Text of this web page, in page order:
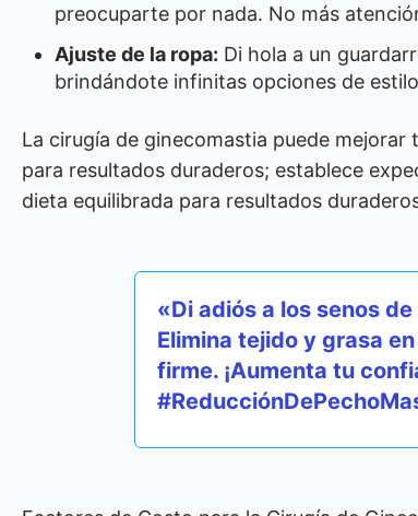
preocuparte por nada. No más
Ajuste de la ropa: Di hola a un
brindándote infinitas opciones de
La cirugía de ginecomastia puede
para resultados duraderos; establece
dieta equilibrada para resultados
«Di adiós a los senos
Elimina tejido y grasa
firme. ¡Aumenta tu